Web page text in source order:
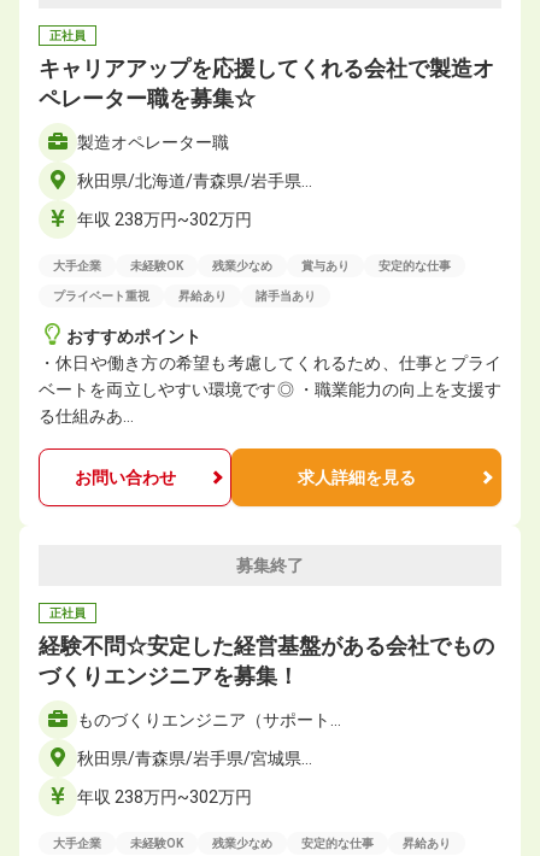
正社員
キャリアアップを応援してくれる会社で製造オ
ペレーター職を募集☆
製造オペレーター職
秋田県/北海道/青森県/岩手県…
年収 238万円~302万円
大手企業 未経験OK 残業少なめ 賞与あり 安定的な仕事
プライベート重視 昇給あり 諸手当あり
おすすめポイント
・休日や働き方の希望も考慮してくれるため、仕事とプライ
ベートを両立しやすい環境です◎ ・職業能力の向上を支援す
る仕組みあ…
お問い合わせ 求人詳細を見る
募集終了
正社員
経験不問☆安定した経営基盤がある会社でもの
づくりエンジニアを募集！
ものづくりエンジニア（サポート…
秋田県/青森県/岩手県/宮城県…
年収 238万円~302万円
大手企業 未経験OK 残業少なめ 安定的な仕事 昇給あり